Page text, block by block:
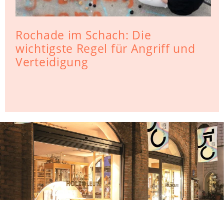
Rochade im Schach: Die
wichtigste Regel für Angriff und
Verteidigung